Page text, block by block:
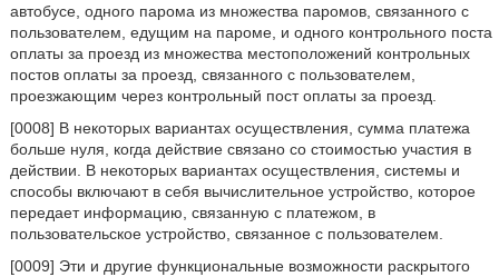
автобусе, одного парома из множества паромов, связанного с
пользователем, едущим на пароме, и одного контрольного поста
оплаты за проезд из множества местоположений контрольных
постов оплаты за проезд, связанного с пользователем,
проезжающим через контрольный пост оплаты за проезд.
[0008] В некоторых вариантах осуществления, сумма платежа
больше нуля, когда действие связано со стоимостью участия в
действии. В некоторых вариантах осуществления, системы и
способы включают в себя вычислительное устройство, которое
передает информацию, связанную с платежом, в
пользовательское устройство, связанное с пользователем.
[0009] Эти и другие функциональные возможности раскрытого